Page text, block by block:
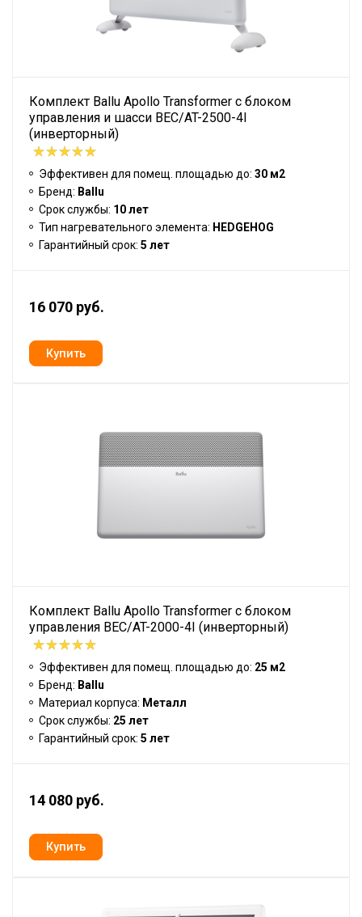
Комплект Ballu Apollo Transformer с блоком
управления и шасси BEC/AT-2500-4I
(инверторный)
Эффективен для помещ. площадью до: 30 м2
Бренд: Ballu
Срок службы: 10 лет
Тип нагревательного элемента: HEDGEHOG
Гарантийный срок: 5 лет
16 070 руб.
Комплект Ballu Apollo Transformer с блоком
управления BEC/AT-2000-4I (инверторный)
Эффективен для помещ. площадью до: 25 м2
Бренд: Ballu
Материал корпуса: Металл
Срок службы: 25 лет
Гарантийный срок: 5 лет
14 080 руб.